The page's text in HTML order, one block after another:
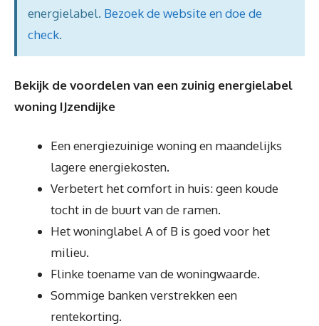
energielabel. Bezoek de website en doe de
check.
Bekijk de voordelen van een zuinig energielabel
woning IJzendijke
Een energiezuinige woning en maandelijks
lagere energiekosten.
Verbetert het comfort in huis: geen koude
tocht in de buurt van de ramen.
Het woninglabel A of B is goed voor het
milieu.
Flinke toename van de woningwaarde.
Sommige banken verstrekken een
rentekorting.